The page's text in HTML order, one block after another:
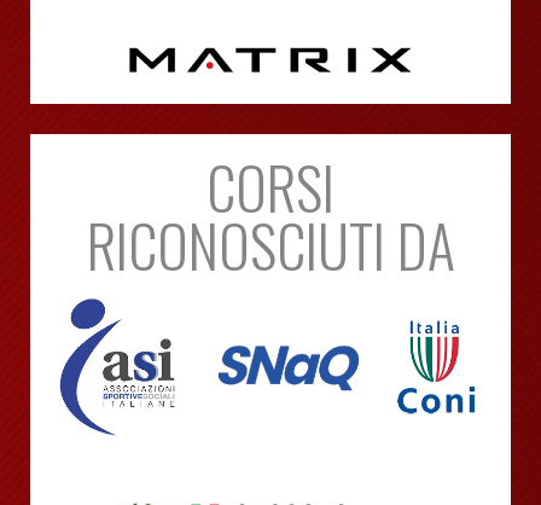
CORSI
RICONOSCIUTI DA